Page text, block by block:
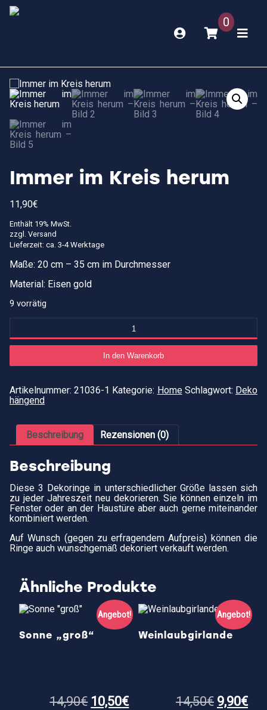
0
Immer im Kreis herum
11,90€
Enthält 19% MwSt.
zzgl. Versand
Lieferzeit: ca. 3-4 Werktage
Maße: 20 cm – 35 cm im Durchmesser
Material: Eisen gold
9 vorrätig
Kreis
Menge
In den Warenkorb
Artikelnummer:21036-1 Kategorie: Home Schlagwort: Deko
hängend
Beschreibung Rezensionen (0)
Beschreibung
Diese 3 Dekoringe in unterschiedlicher Größe lassen sich
zu jeder Jahreszeit neu dekorieren. Sie können einzeln im
Fenster oder an der Haustüre aber auch gerne miteinander
kombiniert werden.
Auf Wunsch (gegen zu erfragendem Aufpreis) können die
Ringe auch wunschgemäß dekoriert verkauft werden.
Ähnliche Produkte
Angebot!
Sonne „groß“
14,90€ Ursprünglicher
10,50€Aktueller
Angebot!
Weinlaubgirlande
14,50€ 9,90€